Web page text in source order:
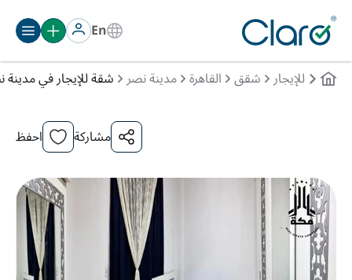
En
للإيجار شقق القاهرة مدينة نصر شقة للإيجار في مدينة
مشاركة احفظ